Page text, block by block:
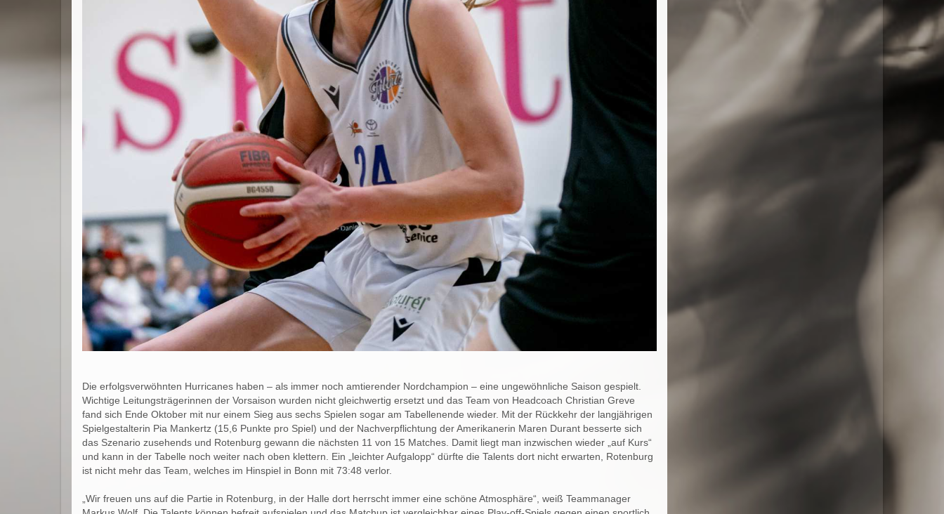
Die erfolgsverwöhnten Hurricanes haben – als immer noch amtierender Nordchampion – eine ungewöhnliche Saison gespielt.
Wichtige Leitungsträgerinnen der Vorsaison wurden nicht gleichwertig ersetzt und das Team von Headcoach Christian Greve
fand sich Ende Oktober mit nur einem Sieg aus sechs Spielen sogar am Tabellenende wieder. Mit der Rückkehr der langjährigen
Spielgestalterin Pia Mankertz (15,6 Punkte pro Spiel) und der Nachverpflichtung der Amerikanerin Maren Durant besserte sich
das Szenario zusehends und Rotenburg gewann die nächsten 11 von 15 Matches. Damit liegt man inzwischen wieder „auf Kurs“
und kann in der Tabelle noch weiter nach oben klettern. Ein „leichter Aufgalopp“ dürfte die Talents dort nicht erwarten, Rotenburg
ist nicht mehr das Team, welches im Hinspiel in Bonn mit 73:48 verlor.
„Wir freuen uns auf die Partie in Rotenburg, in der Halle dort herrscht immer eine schöne Atmosphäre“, weiß Teammanager